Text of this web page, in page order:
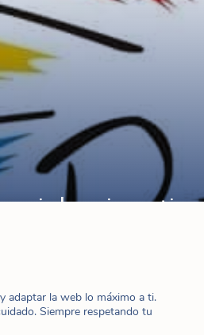
violencia
adaptar la web lo máximo a ti.
Siempre respetando tu